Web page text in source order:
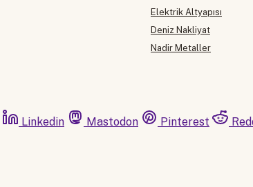
Elektrik Altyapısı
Deniz Nakliyat
Nadir Metaller
Linkedin Mastodon Pinterest